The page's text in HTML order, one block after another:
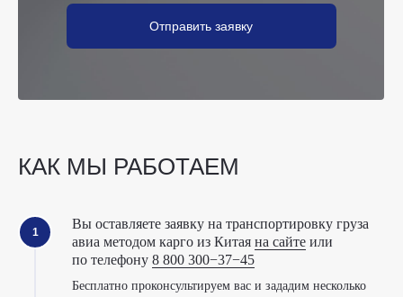
Отправить заявку
КАК МЫ РАБОТАЕМ
Вы оставляете заявку на транспортировку груза
авиа методом карго из Китая на сайте или
по телефону 8 800 300−37−45
Бесплатно проконсультируем вас и зададим несколько